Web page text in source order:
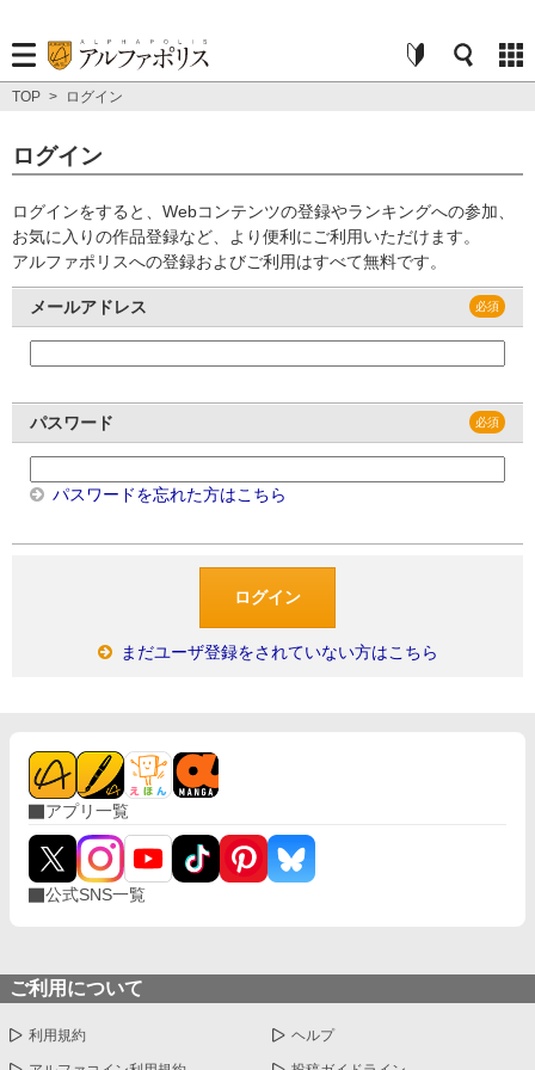
TOP > ログイン
ログイン
ログインをすると、Webコンテンツの登録やランキングへの参加、
お気に入りの作品登録など、より便利にご利用いただけます。
アルファポリスへの登録およびご利用はすべて無料です。
メールアドレス
パスワード
パスワードを忘れた方はこちら
まだユーザ登録をされていない方はこちら
アプリ一覧
公式SNS一覧
ご利用について
利用規約 ヘルプ